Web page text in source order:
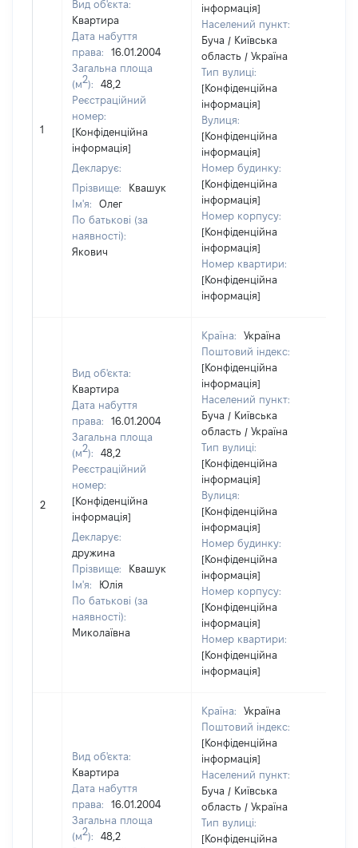
1
Вид об'єкта:
Квартира
Дата набуття
права:
16.01.2004
Загальна площа
(м2):
48,2
Реєстраційний
номер:
[Конфіденційна
інформація]
Декларує:
Прізвище:
Квашук
Ім'я:
Олег
По батькові (за
наявності):
Якович
інформація]
Населений пункт:
Буча / Київська
область / Україна
Тип вулиці:
[Конфіденційна
інформація]
Вулиця:
[Конфіденційна
інформація]
Номер будинку:
[Конфіденційна
інформація]
Номер корпусу:
[Конфіденційна
інформація]
Номер квартири:
[Конфіденційна
інформація]
2
Вид об'єкта:
Квартира
Дата набуття
права:
16.01.2004
Загальна площа
(м2):
48,2
Реєстраційний
номер:
[Конфіденційна
інформація]
Декларує:
дружина
Прізвище:
Квашук
Ім'я:
Юлія
По батькові (за
наявності):
Миколаївна
Країна:
Україна
Поштовий індекс:
[Конфіденційна
інформація]
Населений пункт:
Буча / Київська
область / Україна
Тип вулиці:
[Конфіденційна
інформація]
Вулиця:
[Конфіденційна
інформація]
Номер будинку:
[Конфіденційна
інформація]
Номер корпусу:
[Конфіденційна
інформація]
Номер квартири:
[Конфіденційна
інформація]
Вид об'єкта:
Квартира
Дата набуття
права:
16.01.2004
Загальна площа
(м2):
48,2
Країна:
Україна
Поштовий індекс:
[Конфіденційна
інформація]
Населений пункт:
Буча / Київська
область / Україна
Тип вулиці:
[Конфіденційна